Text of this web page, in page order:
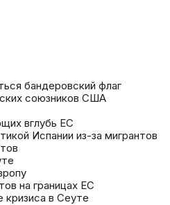
бандеровский флаг
союзников США
вглубь ЕС
Испании из-за мигрантов
на границах ЕС
кризиса в Сеуте